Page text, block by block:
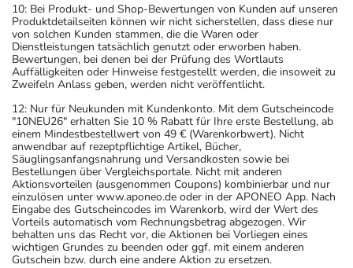
10: Bei Produkt- und Shop-Bewertungen von Kunden auf unseren
Produktdetailseiten können wir nicht sicherstellen, dass diese nur
von solchen Kunden stammen, die die Waren oder
Dienstleistungen tatsächlich genutzt oder erworben haben.
Bewertungen, bei denen bei der Prüfung des Wortlauts
Auffälligkeiten oder Hinweise festgestellt werden, die insoweit zu
Zweifeln Anlass geben, werden nicht veröffentlicht.
12: Nur für Neukunden mit Kundenkonto. Mit dem Gutscheincode
"10NEU26" erhalten Sie 10 % Rabatt für Ihre erste Bestellung, ab
einem Mindestbestellwert von 49 € (Warenkorbwert). Nicht
anwendbar auf rezeptpflichtige Artikel, Bücher,
Säuglingsanfangsnahrung und Versandkosten sowie bei
Bestellungen über Vergleichsportale. Nicht mit anderen
Aktionsvorteilen (ausgenommen Coupons) kombinierbar und nur
einzulösen unter www.aponeo.de oder in der APONEO App. Nach
Eingabe des Gutscheincodes im Warenkorb, wird der Wert des
Vorteils automatisch vom Rechnungsbetrag abgezogen. Wir
behalten uns das Recht vor, die Aktionen bei Vorliegen eines
wichtigen Grundes zu beenden oder ggf. mit einem anderen
Gutschein bzw. durch eine andere Aktion zu ersetzen.